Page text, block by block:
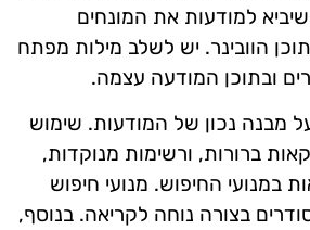
למודעות את המונחים
הוובינר. יש לשלב מילות מפתח
ובתוכן המודעה עצמה.
מבנה נכון של המודעות. שימוש
ברורות, ורשימות מנוקדות,
במנועי החיפוש. מנועי חיפוש
בצורה נוחה לקריאה. בנוסף,